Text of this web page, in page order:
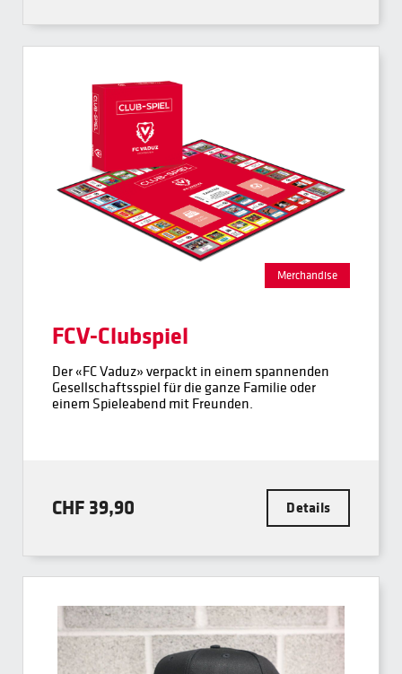
Merchandise
FCV-Clubspiel
Der «FC Vaduz» verpackt in einem spannenden
Gesellschaftsspiel für die ganze Familie oder
einem Spieleabend mit Freunden.
CHF 39,90 Details